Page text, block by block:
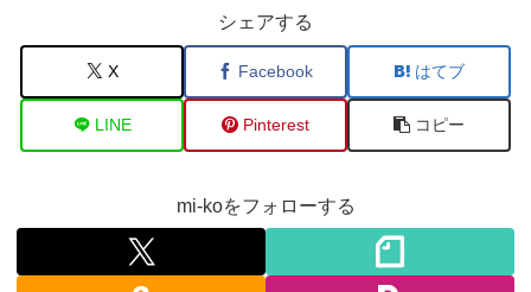
シェアする
X Facebook はてブ
LINE Pinterest コピー
mi-koをフォローする